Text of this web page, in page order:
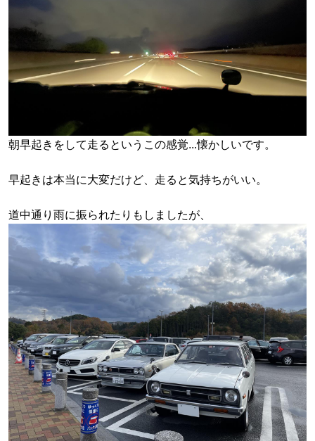
朝早起きをして走るというこの感覚...懐かしいです。
早起きは本当に大変だけど、走ると気持ちがいい。
道中通り雨に振られたりもしましたが、